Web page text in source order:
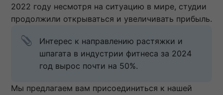
2022 году несмотря на ситуацию в мире, студии
продолжили открываться и увеличивать прибыль.
Интерес к направлению растяжки и
шпагата в индустрии фитнеса за 2024
год вырос почти на 50%.
Мы предлагаем вам присоединиться к нашей